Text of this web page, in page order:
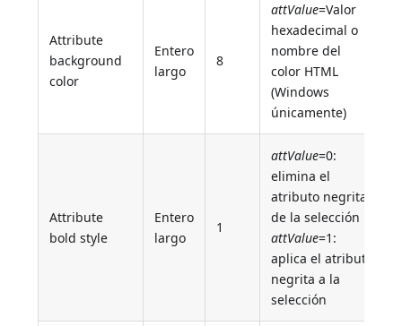
Attribute
background
color
Entero
largo
8
attValue=Valor
hexadecimal o
nombre del
color HTML
(Windows
únicamente)
Attribute
bold style
Entero
largo
1
attValue=0:
elimina el
atributo negrita
de la selección
attValue=1:
aplica el atributo
negrita a la
selección